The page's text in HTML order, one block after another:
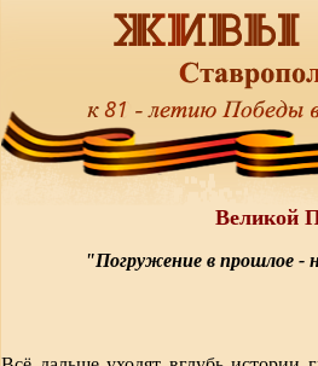
Великой
"Погружение в прошлое -